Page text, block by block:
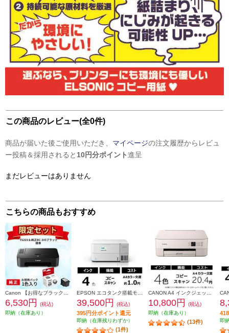
この商品のレビュー(全0件)
商品が届いた後ご使用いただき、 マイページの注文履歴からレビュ
ー投稿＆採用されると 10円分ポイント進呈
まだレビューはありません
こちらの商品もおすすめ
6,530円
(税込)
即納（在庫あり）
39,500円 (税込)
395円分ポイント還元
即納（在庫残りわずか）
(1件)
10,800円
(税込)
即納（在庫あり）
(13件) 即